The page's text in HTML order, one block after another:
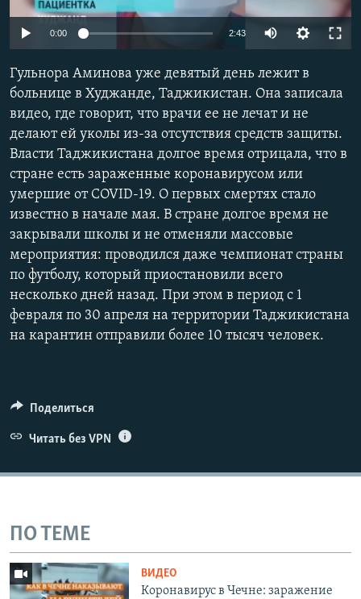
ПОБЕДИТЕЛЕЙ НЕ СУДЯТ?
ELIFBE
УКРАИНСКАЯ ПРОБЛЕМА КРЫМА
ПРИСОЕДИНЯЙТЕСЬ!
Все сайты RFE/RL
0:00 2:43
404p
Гульнора Аминова уже девятый день лежит в
больнице в Худжанде, Таджикистан. Она записала
видео, где говорит, что врачи ее не лечат и не
делают ей уколы из-за отсутствия средств защиты.
Власти Таджикистана долгое время отрицала, что в
стране есть зараженные коронавирусом или
умершие от COVID-19. О первых смертях стало
известно в начале мая. В стране долгое время не
закрывали школы и не отменяли массовые
мероприятия: проводился даже чемпионат страны
по футболу, который приостановили всего
несколько дней назад. При этом в период с 1
февраля по 30 апреля на территории Таджикистана
на карантин отправили более 10 тысяч человек.
Поделиться
Читать без VPN
ПО ТЕМЕ
ВИДЕО
Коронавирус в Чечне: заражение